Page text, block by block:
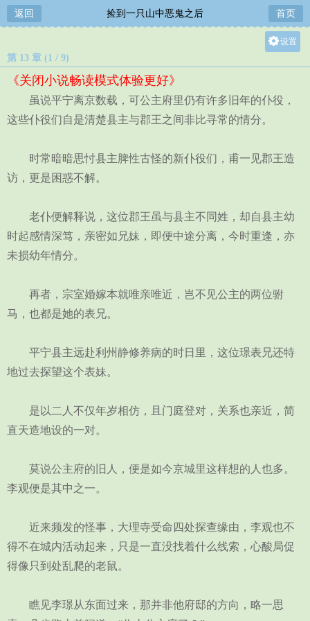
返回 捡到一只山中恶鬼之后 首页
设置
中
第 13 章 (1 / 9)
《关闭小说畅读模式体验更好》
虽说平宁离京数载，可公主府里仍有许多旧年的仆役，
这些仆役们自是清楚县主与郡王之间非比寻常的情分。
时常暗暗思忖县主脾性古怪的新仆役们，甫一见郡王造
访，更是困惑不解。
老仆便解释说，这位郡王虽与县主不同姓，却自县主幼
时起感情深笃，亲密如兄妹，即便中途分离，今时重逢，亦
未损幼年情分。
再者，宗室婚嫁本就唯亲唯近，岂不见公主的两位驸
马，也都是她的表兄。
平宁县主远赴利州静修养病的时日里，这位璟表兄还特
地过去探望这个表妹。
是以二人不仅年岁相仿，且门庭登对，关系也亲近，简
直天造地设的一对。
莫说公主府的旧人，便是如今京城里这样想的人也多。
李观便是其中之一。
近来频发的怪事，大理寺受命四处探查缘由，李观也不
得不在城内活动起来，只是一直没找着什么线索，心酸局促
得像只到处乱爬的老鼠。
瞧见李璟从东面过来，那并非他府邸的方向，略一思